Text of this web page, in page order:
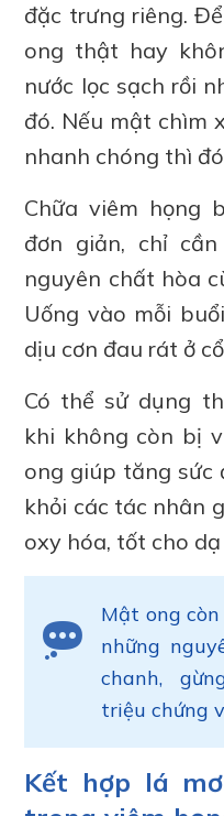
đặc trưng riêng.
ong thật hay
nước lọc sạch rồi
đó. Nếu mật chìm
nhanh chóng thì
Chữa viêm họng
đơn giản, chỉ
nguyên chất hòa
Uống vào mỗi
dịu cơn đau rát ở
Có thể sử dụng
khi không còn bị
ong giúp tăng sức
khỏi các tác nhân
oxy hóa, tốt cho dạ
Mật ong
những
chanh,
triệu chứng
Kết hợp lá